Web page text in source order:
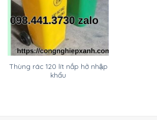
Thùng rác 120 lít nắp hở nhập
khẩu